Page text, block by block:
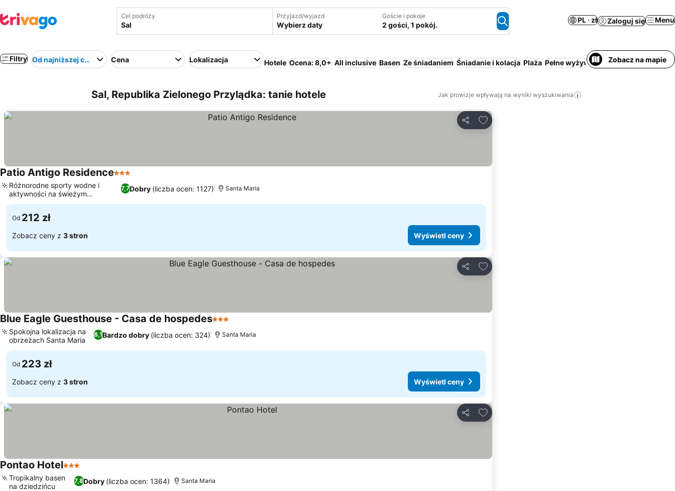
Cel podróży Przyjazd/wyjazd
Wybierz daty
Goście i pokoje
2 gości, 1 pokój.
PL · zł Zaloguj się Menu
Filtry Od najniższej ceny Cena Lokalizacja Hotele Ocena: 8,0+ All inclusive Basen Ze śniadaniem Śniadanie i kolacja Plaża Pełne wyżywienie Ośrodek
Zobacz na mapie
Sal, Republika Zielonego Przylądka: tanie hotele Jak prowizje wpływają na wyniki wyszukiwania
Udostępnij
Dodaj do ulubionych
Patio Antigo Residence3 Kategoria
7,7Dobry (liczba ocen: 1127)
Różnorodne sporty wodne i
aktywności na świeżym
powietrzu
Santa Maria
Od 212 zł
Zobacz ceny z 3 stron Wyświetl ceny
Udostępnij
Dodaj do ulubionych
Blue Eagle Guesthouse - Casa de hospedes3 Kategoria
8,1Bardzo dobry (liczba ocen: 324)
Spokojna lokalizacja na
obrzeżach Santa Maria
Santa Maria
Od 223 zł
Zobacz ceny z 3 stron Wyświetl ceny
Udostępnij
Dodaj do ulubionych
Pontao Hotel3 Kategoria
7,8Dobry (liczba ocen: 1364)
Tropikalny basen
na dziedzińcu
Santa Maria